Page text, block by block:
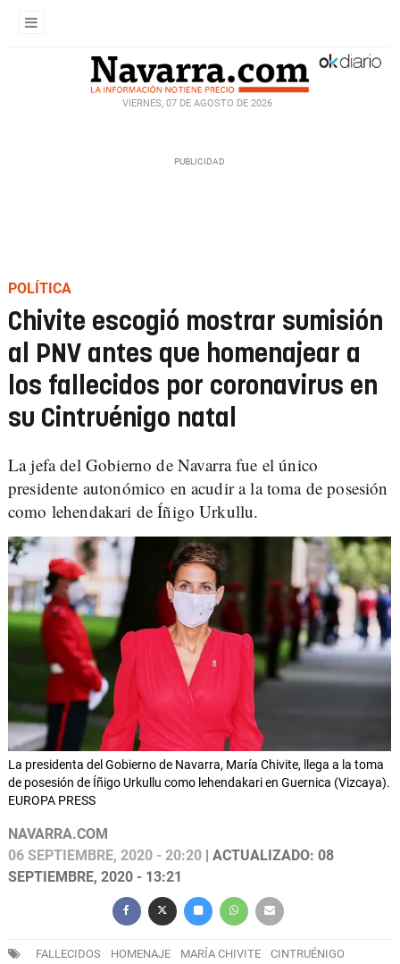
VIERNES, 07 DE AGOSTO DE 2026
POLÍTICA
Chivite escogió mostrar sumisión
al PNV antes que homenajear a
los fallecidos por coronavirus en
su Cintruénigo natal
La jefa del Gobierno de Navarra fue el único
presidente autonómico en acudir a la toma de posesión
como lehendakari de Íñigo Urkullu.
La presidenta del Gobierno de Navarra, María Chivite, llega a la toma
de posesión de Íñigo Urkullu como lehendakari en Guernica (Vizcaya).
EUROPA PRESS
NAVARRA.COM
06 SEPTIEMBRE, 2020 - 20:20 | ACTUALIZADO: 08
SEPTIEMBRE, 2020 - 13:21
FALLECIDOS HOMENAJE MARÍA CHIVITE
CINTRUÉNIGO